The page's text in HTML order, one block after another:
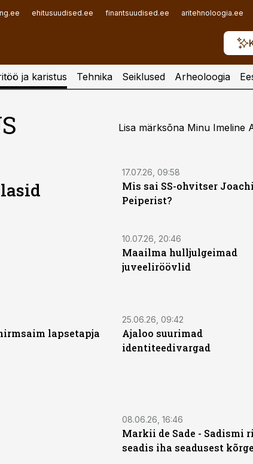
ehitusuudised.ee finantsuudised.ee aritehnoloogia.ee
ja karistus Tehnika Seiklused Arheoloogia
Lisa märksõna Minu Imeline
17.07.26, 09:58
Mis sai SS-ohvitser
Peiperist?
10.07.26, 20:46
Maailma hulljulgeimad
juveeliröövlid
lapsetapja
25.06.26, 09:42
Ajaloo suurimad
identiteedivargad
08.06.26, 16:46
Markii de Sade - Sadismi
seadis iha seadusest